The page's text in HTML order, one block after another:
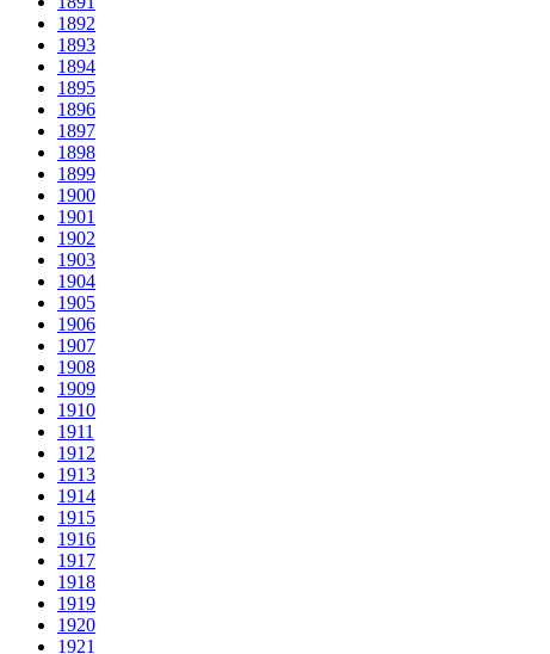
1892
1893
1894
1895
1896
1897
1898
1899
1900
1901
1902
1903
1904
1905
1906
1907
1908
1909
1910
1911
1912
1913
1914
1915
1916
1917
1918
1919
1920
1921